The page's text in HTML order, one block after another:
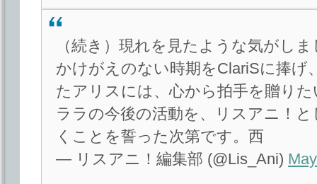
（続き）現れを見たような気がし
かけがえのない時期をClariSに捧げ
たアリスには、心から拍手を贈り
ララの今後の活動を、リスアニ！
くことを誓った次第です。西
— リスアニ！編集部 (@Lis_Ani)